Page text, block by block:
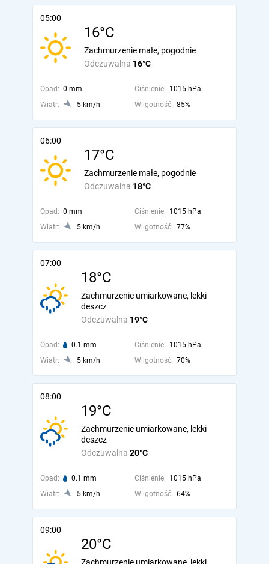
05:00
16°C
Odczuwalna 16°C
Zachmurzenie małe, pogodnie
Opad: 0 mm Ciśnienie: 1015 hPa
Wiatr:
5 km/h Wilgotność: 85%
06:00
17°C
Odczuwalna 18°C
Zachmurzenie małe, pogodnie
Opad: 0 mm Ciśnienie: 1015 hPa
Wiatr:
5 km/h Wilgotność: 77%
07:00
18°C
Odczuwalna 19°C
Zachmurzenie umiarkowane, lekki
deszcz
Opad: 0.1 mm Ciśnienie: 1015 hPa
Wiatr:
5 km/h Wilgotność: 70%
08:00
19°C
Odczuwalna 20°C
Zachmurzenie umiarkowane, lekki
deszcz
Opad: 0.1 mm Ciśnienie: 1015 hPa
Wiatr:
5 km/h Wilgotność: 64%
09:00
20°C